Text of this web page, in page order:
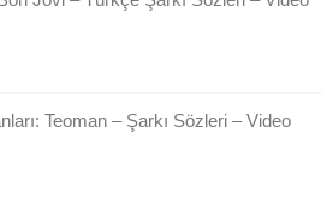
Teoman – Şarkı Sözleri – Video